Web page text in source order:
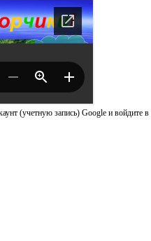
(учетную запись) Google и войдите в